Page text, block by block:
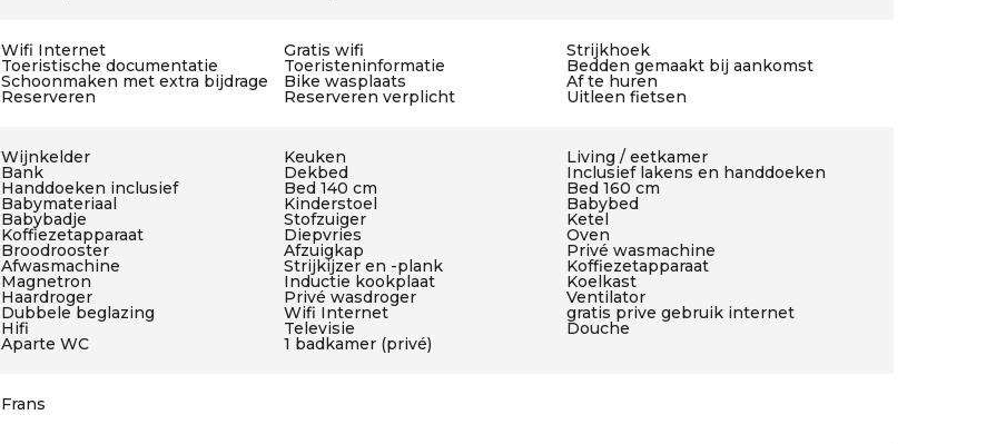
Wifi Internet Gratis wifi Strijkhoek
Toeristische documentatie Toeristeninformatie Bedden gemaakt bij aankomst
Schoonmaken met extra bijdrage Bike wasplaats Af te huren
Reserveren Reserveren verplicht Uitleen fietsen
Wijnkelder Keuken Living / eetkamer
Bank Dekbed Inclusief lakens en handdoeken
Handdoeken inclusief Bed 140 cm Bed 160 cm
Babymateriaal Kinderstoel Babybed
Babybadje Stofzuiger Ketel
Koffiezetapparaat Diepvries Oven
Broodrooster Afzuigkap Privé wasmachine
Afwasmachine Strijkijzer en -plank Koffiezetapparaat
Magnetron Inductie kookplaat Koelkast
Haardroger Privé wasdroger Ventilator
Dubbele beglazing Wifi Internet gratis prive gebruik internet
Hifi Televisie Douche
Aparte WC 1 badkamer (privé)
Frans